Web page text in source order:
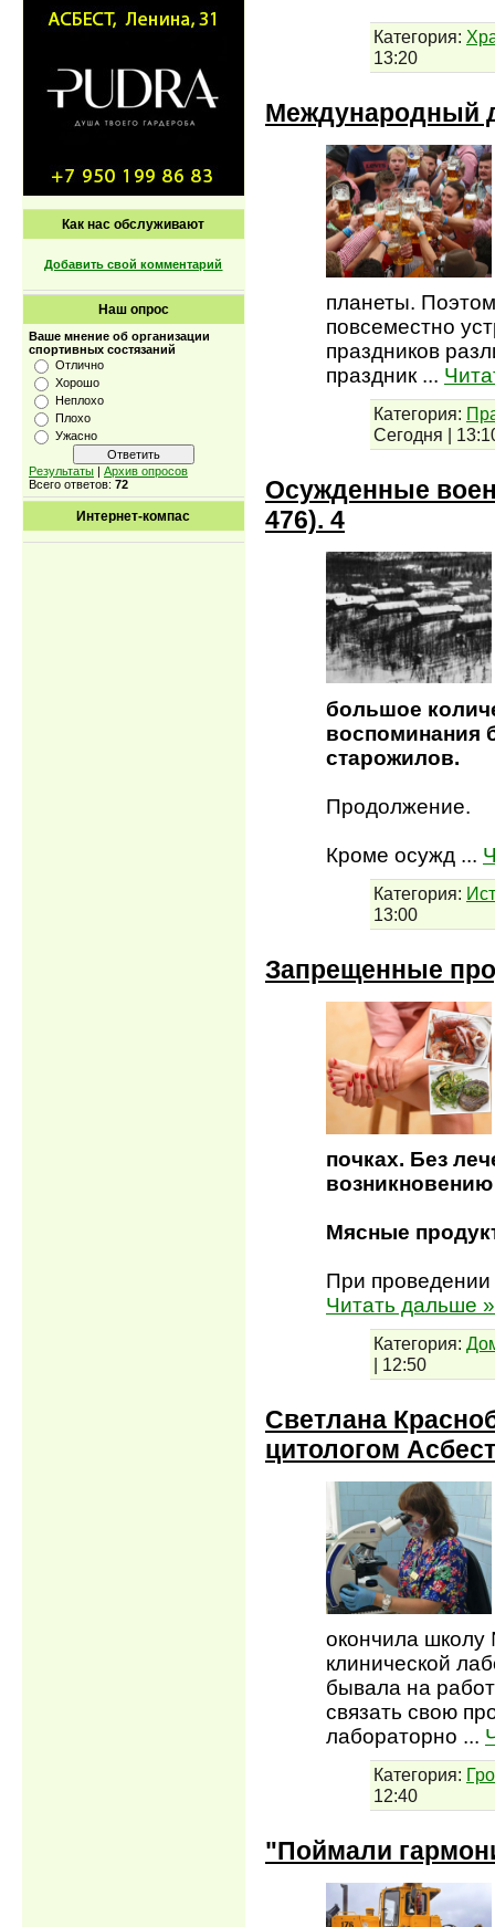
Как нас обслуживают
Добавить свой комментарий
Наш опрос
Ваше мнение об организации
спортивных состязаний
Отлично
Хорошо
Неплохо
Плохо
Ужасно
Результаты | Архив опросов
Всего ответов: 72
Интернет-компас
Категория:
13:20
Международный
планеты.
повсеместно
праздников
праздник ...
Категория:
Сегодня |
Осужденные
476). 4
большое
воспоминания
старожилов.
Продолжение.
Кроме осужд ...
Категория:
13:00
Запрещенные
почках. Без
Мясные
При
Читать дальше »
Категория:
| 12:50
Светлана
цитологом
окончила
клинической
бывала на
связать свою
лабораторно ...
Категория:
12:40
"Поймали